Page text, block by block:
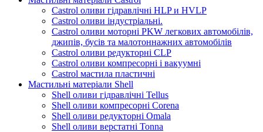
Castrol оливи гідравлічні HLP и HVLP
Castrol оливи індустріальні.
Castrol оливи моторні PKW легкових автомобілів,
джипів, бусів та малотоннажних автомобілів
Castrol оливи редукторні CLP
Castrol оливи компресорні і вакуумні
Castrol мастила пластичні
Мастильні матеріали Shell
Shell оливи гідравлічні Tellus
Shell оливи компресорні Corena
Shell оливи редукторні Omala
Shell оливи верстатні Tonna